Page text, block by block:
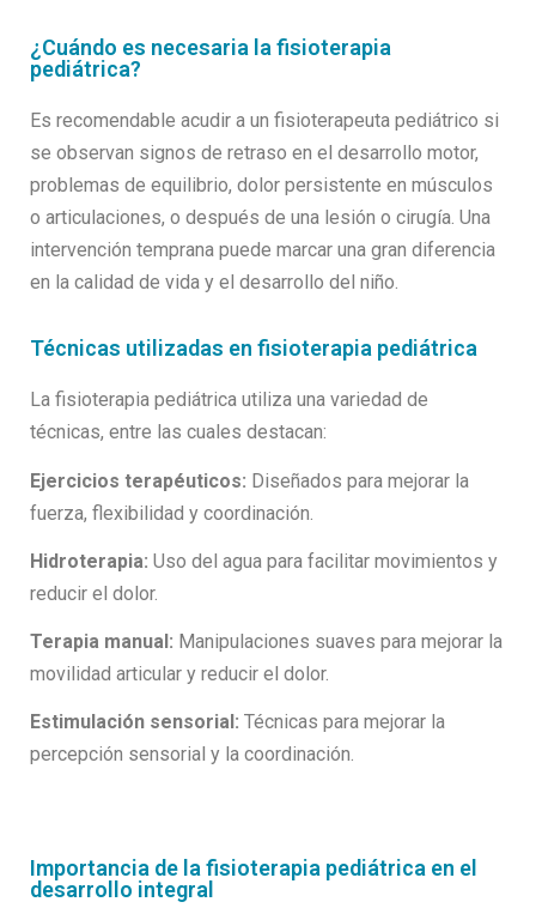
¿Cuándo es necesaria la fisioterapia
pediátrica?
Es recomendable acudir a un fisioterapeuta pediátrico si
se observan signos de retraso en el desarrollo motor,
problemas de equilibrio, dolor persistente en músculos
o articulaciones, o después de una lesión o cirugía. Una
intervención temprana puede marcar una gran diferencia
en la calidad de vida y el desarrollo del niño.
Técnicas utilizadas en fisioterapia pediátrica
La fisioterapia pediátrica utiliza una variedad de
técnicas, entre las cuales destacan:
Ejercicios terapéuticos: Diseñados para mejorar la
fuerza, flexibilidad y coordinación.
Hidroterapia: Uso del agua para facilitar movimientos y
reducir el dolor.
Terapia manual: Manipulaciones suaves para mejorar la
movilidad articular y reducir el dolor.
Estimulación sensorial: Técnicas para mejorar la
percepción sensorial y la coordinación.
Importancia de la fisioterapia pediátrica en el
desarrollo integral